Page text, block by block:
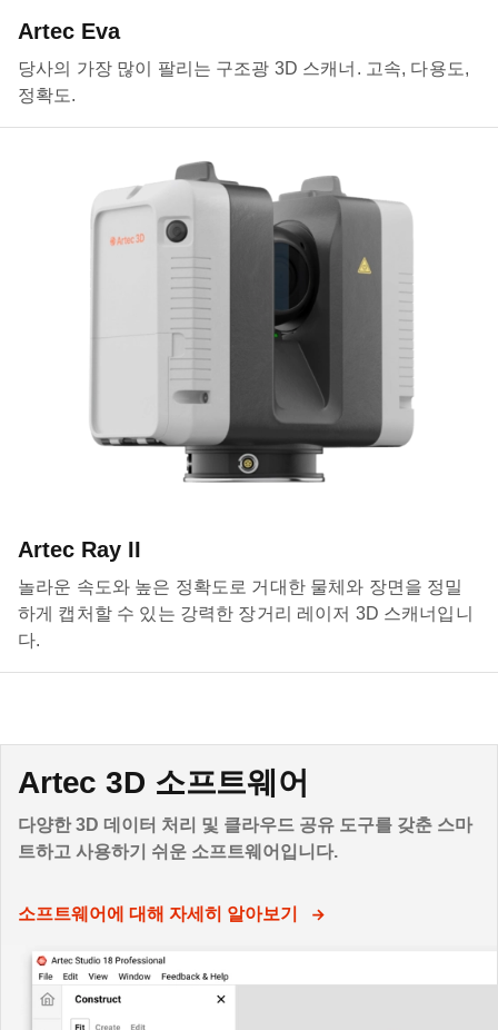
Artec Eva
당사의 가장 많이 팔리는 구조광 3D 스캐너. 고속, 다용도,
정확도.
Artec Ray II
놀라운 속도와 높은 정확도로 거대한 물체와 장면을 정밀
하게 캡처할 수 있는 강력한 장거리 레이저 3D 스캐너입니
다.
Artec 3D 소프트웨어
다양한 3D 데이터 처리 및 클라우드 공유 도구를 갖춘 스마
트하고 사용하기 쉬운 소프트웨어입니다.
소프트웨어에 대해 자세히 알아보기